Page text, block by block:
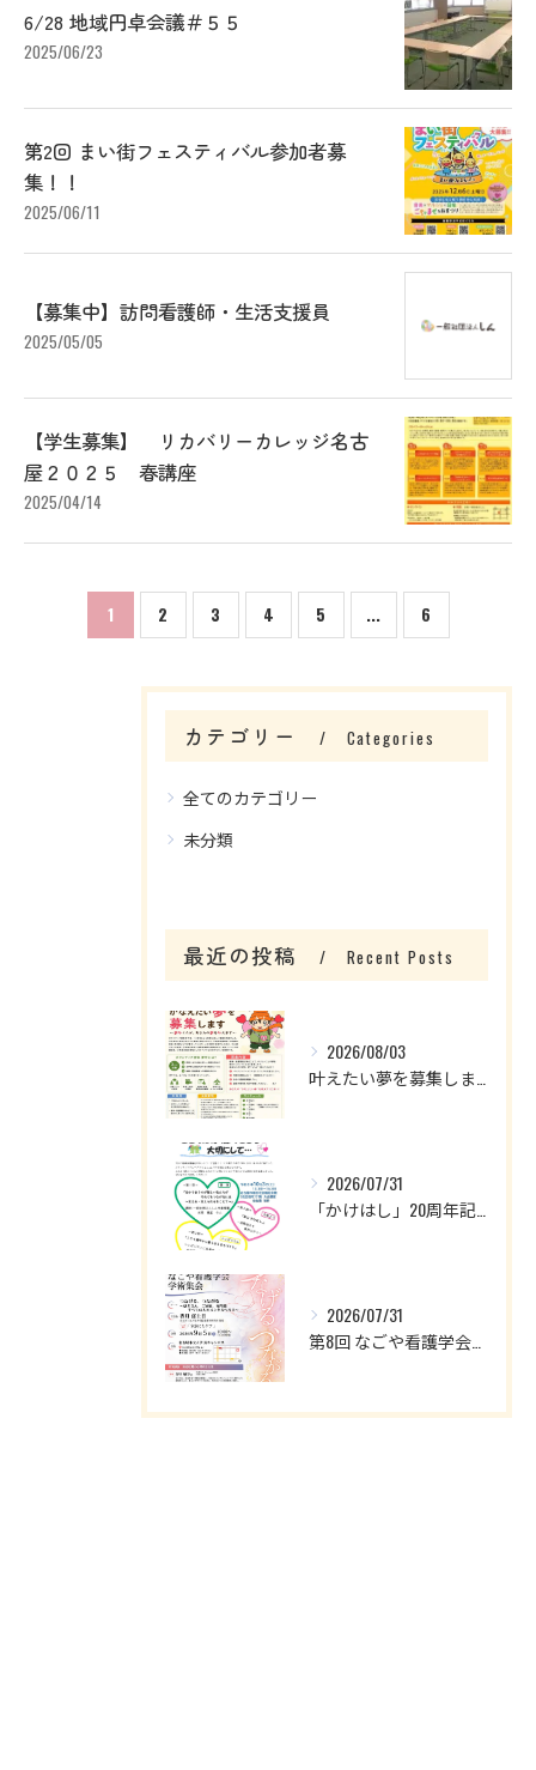
6/28 地域円卓会議＃５５
2025/06/23
第2回 まい街フェスティバル参加者募
集！！
2025/06/11
【募集中】訪問看護師・生活支援員
2025/05/05
【学生募集】 リカバリーカレッジ名古
屋２０２５ 春講座
2025/04/14
1 2 3 4 5 ... 6
カテゴリー Categories
全てのカテゴリー
未分類
最近の投稿 Recent Posts
2026/08/03
2026/07/31
2026/07/31
お問い合わせはこちら